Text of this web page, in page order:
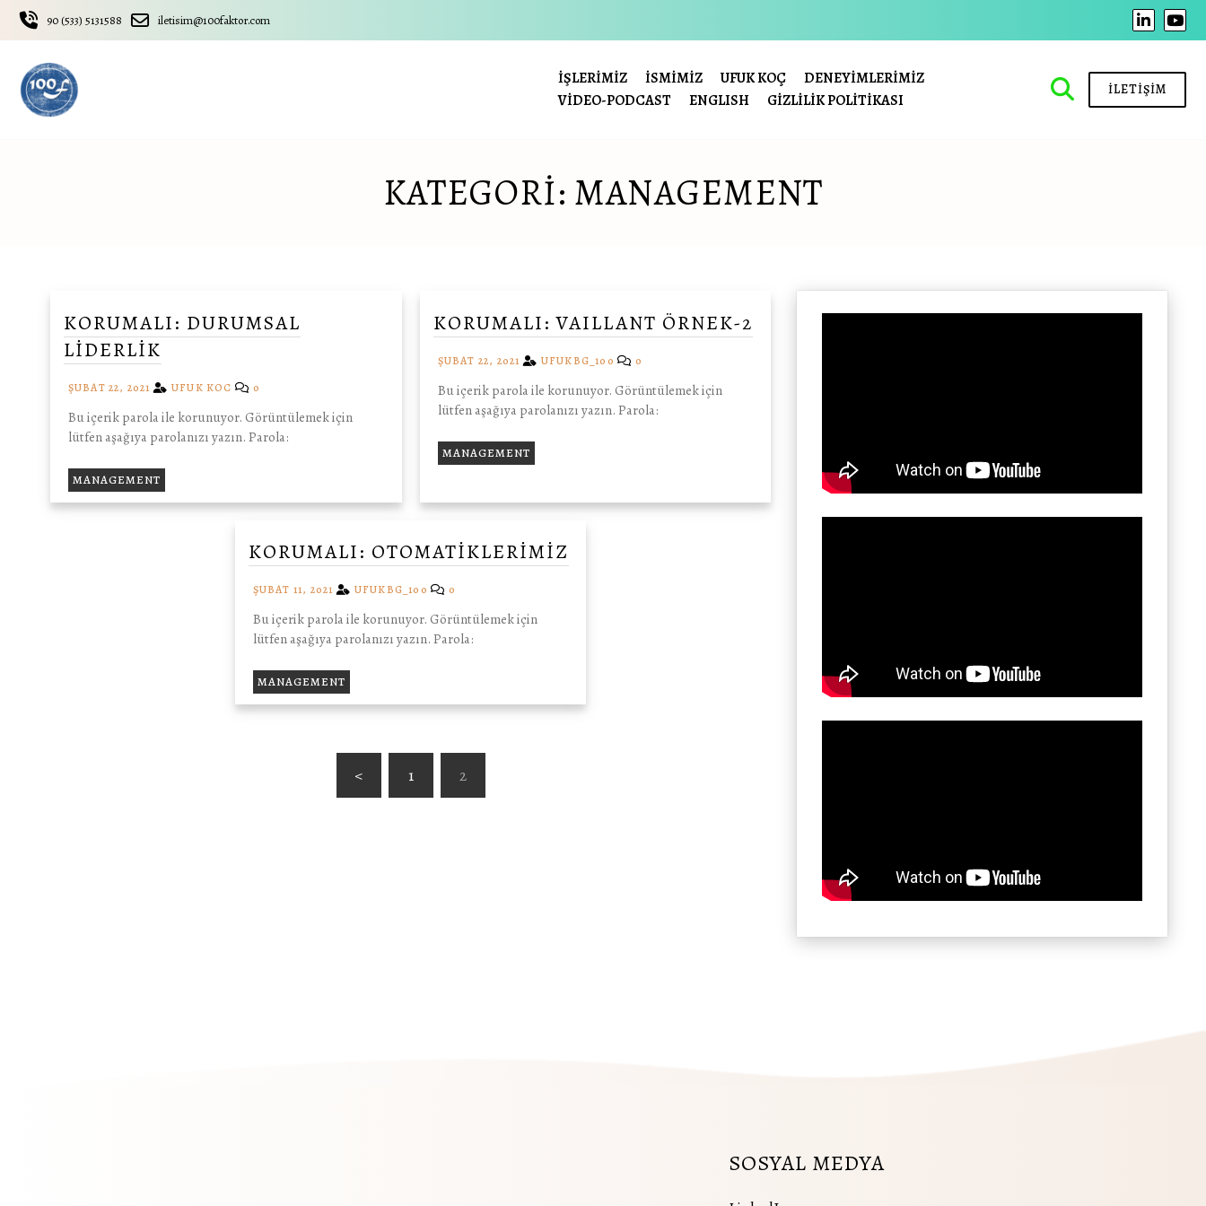
Skip
content
90 (533) 5131588 iletisim@100faktor.com
İŞLERIMIZ İSMIMIZ UFUK KOÇ
DENEYIMLERIMIZ
VİDEO-PODCAST
ENGLISH GIZLILIK POLITIKASI
İLETIŞIM
KATEGORI: MANAGEMENT
KORUMALI: DURUMSAL
LIDERLIK
ŞUBAT 22, 2021 UFUK KOC 0
Bu içerik parola ile korunuyor. Görüntülemek için
lütfen aşağıya parolanızı yazın. Parola:
MANAGEMENT
KORUMALI: VAILLANT ÖRNEK-2
ŞUBAT 22, 2021 UFUKBG_100 0
Bu içerik parola ile korunuyor. Görüntülemek için
lütfen aşağıya parolanızı yazın. Parola:
MANAGEMENT
KORUMALI: OTOMATIKLERIMIZ
ŞUBAT 11, 2021 UFUKBG_100 0
Bu içerik parola ile korunuyor. Görüntülemek için
lütfen aşağıya parolanızı yazın. Parola:
MANAGEMENT
< 1 2
SOSYAL MEDYA